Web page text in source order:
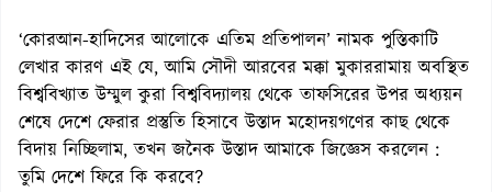
‘কোরআন-হাদিসের আলোকে এতিম প্রতিপালন’ নামক পুস্তিকাটি
লেখার কারণ এই যে, আমি সৌদী আরবের মক্কা মুকাররামায় অবস্থিত
বিশ্ববিখ্যাত উম্মুল কুরা বিশ্ববিদ্যালয় থেকে তাফসিরের উপর অধ্যয়ন
শেষে দেশে ফেরার প্রস্তুতি হিসাবে উস্তাদ মহোদয়গণের কাছ থেকে
বিদায় নিচ্ছিলাম, তখন জনৈক উস্তাদ আমাকে জিজ্ঞেস করলেন :
তুমি দেশে ফিরে কি করবে?